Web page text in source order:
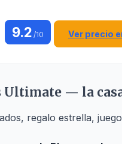
9.2 /10 Ver precio
Ultimate — la
regalo estrella,